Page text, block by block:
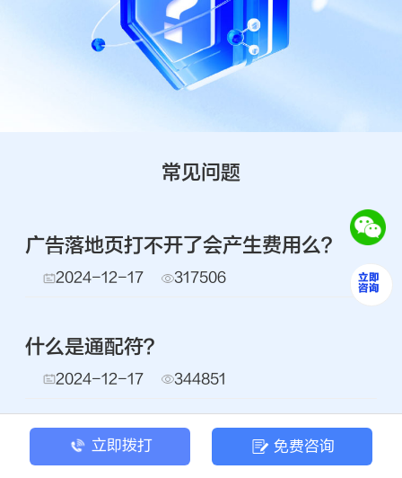
常见问题
广告落地页打不开了会产生费用么？
2024-12-17 317506
什么是通配符？
2024-12-17 344851
百度搜索广告中的断句符是什么？
立即拨打 免费咨询